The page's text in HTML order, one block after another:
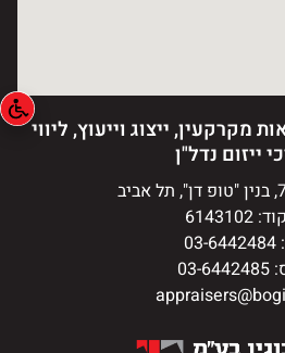
מקרקעין, ייצוג וייעוץ, ליווי
ייזום נדל"ן
6143102